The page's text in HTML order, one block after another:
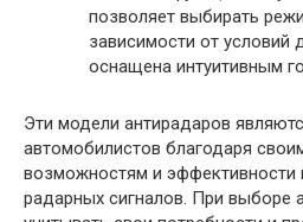
позволяет выбирать
зависимости от
оснащена интуитивным
Эти модели антирадаров
автомобилистов благодаря
возможностям и эффективности
радарных сигналов. При выборе